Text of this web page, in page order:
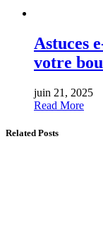
Astuces
votre
juin 21, 2025
Read More
Related Posts